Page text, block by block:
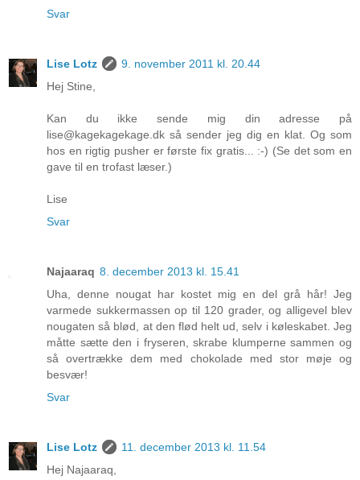
Svar
Lise Lotz
9. november 2011 kl. 20.44
Hej Stine,
Kan du ikke sende mig din adresse på
lise@kagekagekage.dk så sender jeg dig en klat. Og som
hos en rigtig pusher er første fix gratis... :-) (Se det som en
gave til en trofast læser.)
Lise
Svar
Najaaraq 8. december 2013 kl. 15.41
Uha, denne nougat har kostet mig en del grå hår! Jeg
varmede sukkermassen op til 120 grader, og alligevel blev
nougaten så blød, at den flød helt ud, selv i køleskabet. Jeg
måtte sætte den i fryseren, skrabe klumperne sammen og
så overtrække dem med chokolade med stor møje og
besvær!
Svar
Lise Lotz
11. december 2013 kl. 11.54
Hej Najaaraq,